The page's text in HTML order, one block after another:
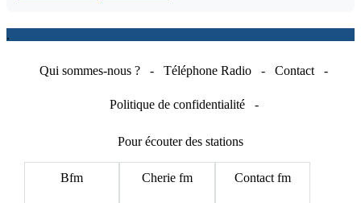
.
Qui sommes-nous ? - Téléphone Radio - Contact -
Politique de confidentialité -
Pour écouter des stations
Bfm Cherie fm Contact fm